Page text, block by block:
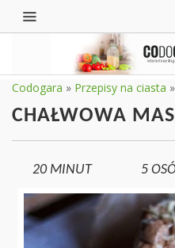
Codogara » Przepisy na ciasta »
CHAŁWOWA
20 MINUT 5